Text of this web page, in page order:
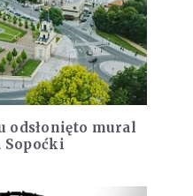
odsłonięto mural
Sopoćki